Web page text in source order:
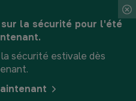
la sécurité pour l'été
sécurité estivale dès